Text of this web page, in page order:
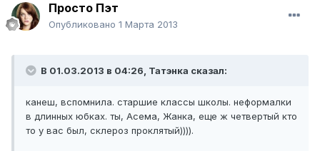
Просто Пэт
Опубликовано 1 Марта 2013
В 01.03.2013 в 04:26, Татэнка сказал:
канеш, вспомнила. старшие классы школы. неформалки
в длинных юбках. ты, Асема, Жанка, еще ж четвертый кто
то у вас был, склероз проклятый)))).